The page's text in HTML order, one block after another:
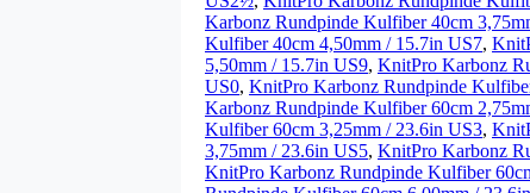
Karbonz Rundpinde Kulfiber 40cm
Kulfiber 40cm 4,50mm / 15.7in US7,
5,50mm / 15.7in US9, KnitPro Karbonz
US0, KnitPro Karbonz Rundpinde
Karbonz Rundpinde Kulfiber 60cm
Kulfiber 60cm 3,25mm / 23.6in US3,
3,75mm / 23.6in US5, KnitPro Karbonz
KnitPro Karbonz Rundpinde Kulfiber